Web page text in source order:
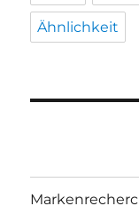
Ähnlichkeit